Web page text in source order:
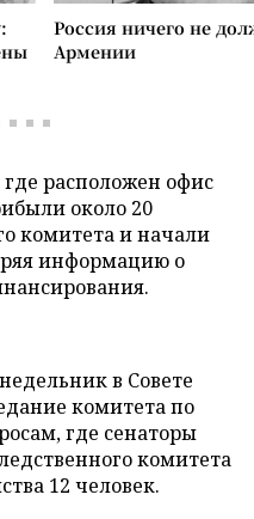
Россия ничего не
Армении
где расположен офис
около 20
комитета и начали
информацию о
в Совете
комитета по
где сенаторы
комитета
12 человек.